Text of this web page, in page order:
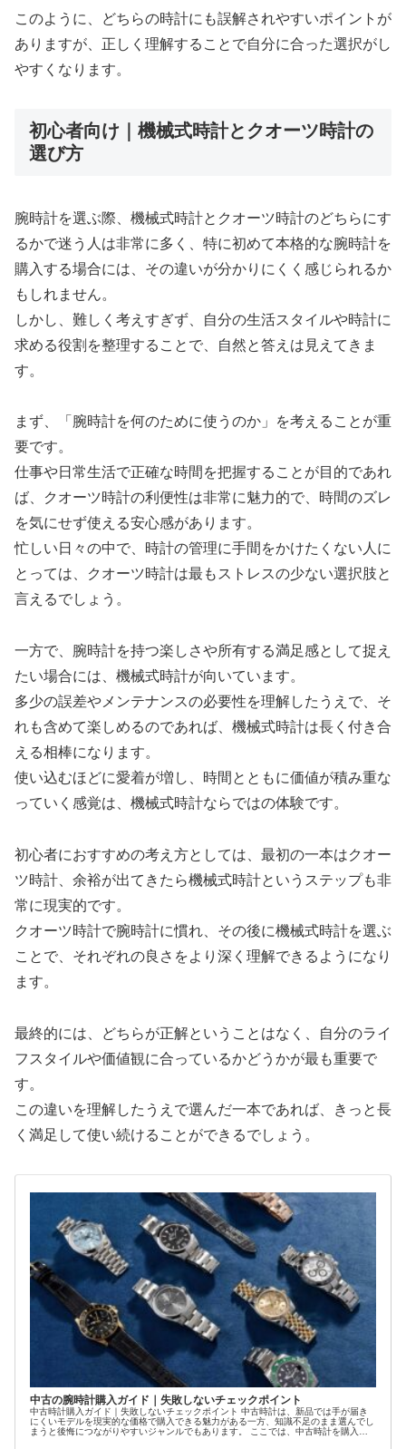
このように、どちらの時計にも誤解されやすいポイントが
ありますが、正しく理解することで自分に合った選択がし
やすくなります。
初心者向け｜機械式時計とクオーツ時計の
選び方
腕時計を選ぶ際、機械式時計とクオーツ時計のどちらにす
るかで迷う人は非常に多く、特に初めて本格的な腕時計を
購入する場合には、その違いが分かりにくく感じられるか
もしれません。
しかし、難しく考えすぎず、自分の生活スタイルや時計に
求める役割を整理することで、自然と答えは見えてきま
す。
まず、「腕時計を何のために使うのか」を考えることが重
要です。
仕事や日常生活で正確な時間を把握することが目的であれ
ば、クオーツ時計の利便性は非常に魅力的で、時間のズレ
を気にせず使える安心感があります。
忙しい日々の中で、時計の管理に手間をかけたくない人に
とっては、クオーツ時計は最もストレスの少ない選択肢と
言えるでしょう。
一方で、腕時計を持つ楽しさや所有する満足感として捉え
たい場合には、機械式時計が向いています。
多少の誤差やメンテナンスの必要性を理解したうえで、そ
れも含めて楽しめるのであれば、機械式時計は長く付き合
える相棒になります。
使い込むほどに愛着が増し、時間とともに価値が積み重な
っていく感覚は、機械式時計ならではの体験です。
初心者におすすめの考え方としては、最初の一本はクオー
ツ時計、余裕が出てきたら機械式時計というステップも非
常に現実的です。
クオーツ時計で腕時計に慣れ、その後に機械式時計を選ぶ
ことで、それぞれの良さをより深く理解できるようになり
ます。
最終的には、どちらが正解ということはなく、自分のライ
フスタイルや価値観に合っているかどうかが最も重要で
す。
この違いを理解したうえで選んだ一本であれば、きっと長
く満足して使い続けることができるでしょう。
中古の腕時計購入ガイド｜失敗しないチェックポイント
中古時計購入ガイド｜失敗しないチェックポイント 中古時計は、新品では手が届き
にくいモデルを現実的な価格で購入できる魅力がある一方、知識不足のまま選んでし
まうと後悔につながりやすいジャンルでもあります。 ここでは、中古時計を購入す